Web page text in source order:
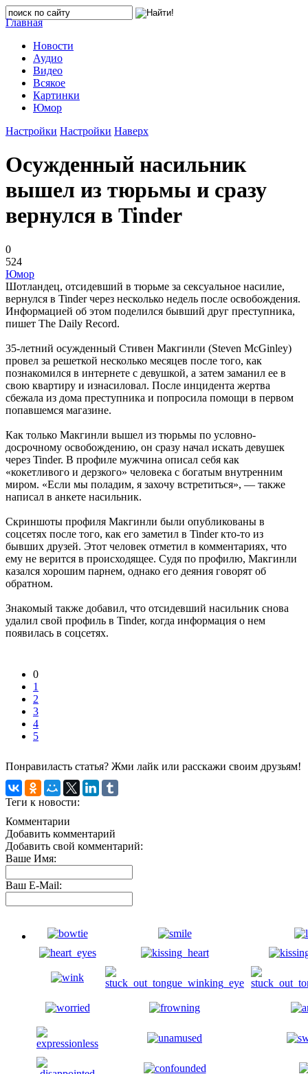
Главная
Новости
Аудио
Видео
Всякое
Картинки
Юмор
Настройки Настройки Наверх
Осужденный насильник
вышел из тюрьмы и сразу
вернулся в Tinder
0
524
Юмор
Шотландец, отсидевший в тюрьме за сексуальное насилие,
вернулся в Tinder через несколько недель после освобождения.
Информацией об этом поделился бывший друг преступника,
пишет The Daily Record.
35-летний осужденный Стивен Макгинли (Steven McGinley)
провел за решеткой несколько месяцев после того, как
познакомился в интернете с девушкой, а затем заманил ее в
свою квартиру и изнасиловал. После инцидента жертва
сбежала из дома преступника и попросила помощи в первом
попавшемся магазине.
Как только Макгинли вышел из тюрьмы по условно-
досрочному освобождению, он сразу начал искать девушек
через Tinder. В профиле мужчина описал себя как
«кокетливого и дерзкого» человека с богатым внутренним
миром. «Если мы поладим, я захочу встретиться», — также
написал в анкете насильник.
Скриншоты профиля Макгинли были опубликованы в
соцсетях после того, как его заметил в Tinder кто-то из
бывших друзей. Этот человек отметил в комментариях, что
ему не верится в происходящее. Судя по профилю, Макгинли
казался хорошим парнем, однако его деяния говорят об
обратном.
Знакомый также добавил, что отсидевший насильник снова
удалил свой профиль в Tinder, когда информация о нем
появилась в соцсетях.
0
1
2
3
4
5
Понравиласть статья? Жми лайк или расскажи своим друзьям!
Теги к новости:
Комментарии
Добавить комментарий
Добавить свой комментарий:
Ваше Имя:
Ваш E-Mail: